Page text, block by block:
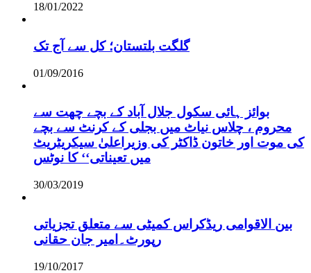
18/01/2022
گلگت بلتستان؛ کل سے آج تک
01/09/2016
بوائز ہائی سکول جلال آباد کے بچے چھت سے
محروم ، چلاس نیاٹ میں بجلی کے کرنٹ سے بچے
کی موت اور خاتون ڈاکٹر کی وزیراعلیٰ سیکریٹریٹ
میں تعیناتی‘‘ کا نوٹس
30/03/2019
بین الاقوامی ریڈکراس کمیٹی سے متعلق تجزیاتی
رپورٹ۔امیر جان حقانی
19/10/2017